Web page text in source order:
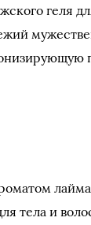
геля
тела и